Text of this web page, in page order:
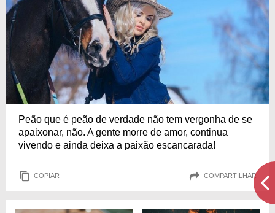
Peão que é peão de verdade não tem vergonha de se
apaixonar, não. A gente morre de amor, continua
vivendo e ainda deixa a paixão escancarada!
COPIAR COMPARTILHAR